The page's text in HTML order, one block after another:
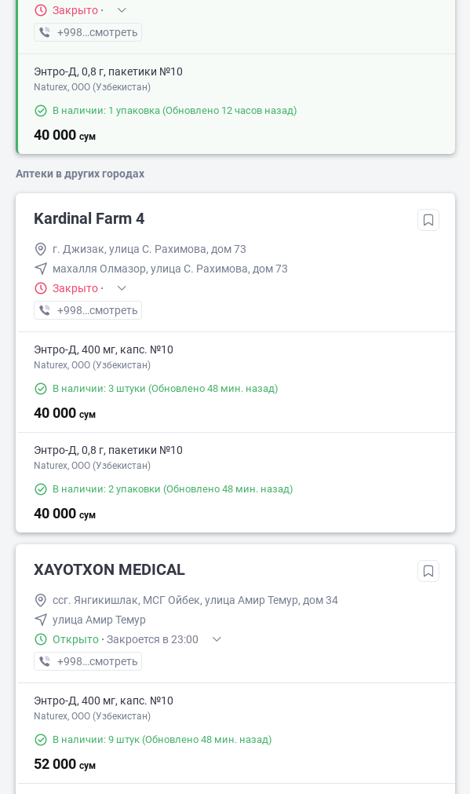
Закрыто ·
+998 (99) XXX-XX-XX
смотреть
Энтро-Д, 0,8 г, пакетики №10
Naturex, OOO (Узбекистан)
В наличии: 1 упаковка (Обновлено 12 часов назад)
40 000 сум
Аптеки в других городах
Kardinal Farm 4
г. Джизак, улица С. Рахимова, дом 73
махалля Олмазор, улица С. Рахимова, дом 73
Закрыто ·
+998 (99) XXX-XX-XX
смотреть
Энтро-Д, 400 мг, капс. №10
Naturex, OOO (Узбекистан)
В наличии: 3 штуки (Обновлено 48 мин. назад)
40 000 сум
Энтро-Д, 0,8 г, пакетики №10
Naturex, OOO (Узбекистан)
В наличии: 2 упаковки (Обновлено 48 мин. назад)
40 000 сум
XAYOTXON MEDICAL
ссг. Янгикишлак, МСГ Ойбек, улица Амир Темур, дом 34
улица Амир Темур
Открыто · Закроется в 23:00
+998 (88) XXX-XX-XX
смотреть
Энтро-Д, 400 мг, капс. №10
Naturex, OOO (Узбекистан)
В наличии: 9 штук (Обновлено 48 мин. назад)
52 000 сум